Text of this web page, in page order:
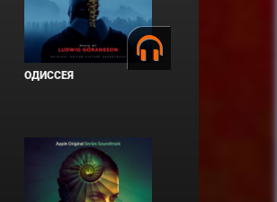
ОДИССЕЯ